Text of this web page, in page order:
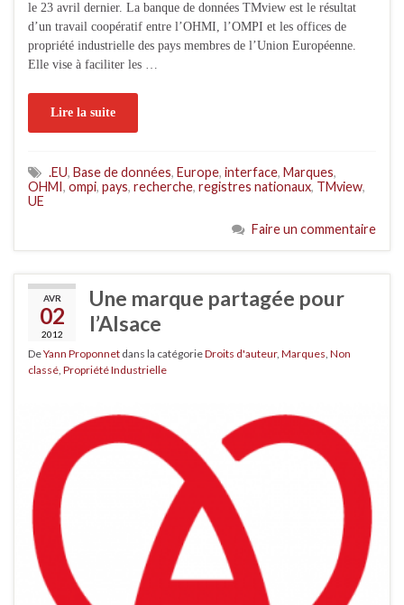
le 23 avril dernier. La banque de données TMview est le résultat
d’un travail coopératif entre l’OHMI, l’OMPI et les offices de
propriété industrielle des pays membres de l’Union Européenne.
Elle vise à faciliter les …
Lire la suite
.EU, Base de données, Europe, interface, Marques,
OHMI , ompi, pays, recherche, registres nationaux, TMview,
UE
Faire un commentaire
AVR
02
2012
Une marque partagée pour
l’Alsace
DeYann Proponnet dans la catégorieDroits d'auteur, Marques, Non
classé, Propriété Industrielle